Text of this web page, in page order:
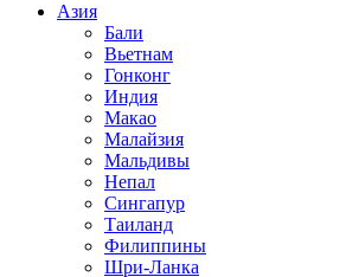
Азия
Бали
Вьетнам
Гонконг
Индия
Макао
Малайзия
Мальдивы
Непал
Сингапур
Таиланд
Филиппины
Шри-Ланка